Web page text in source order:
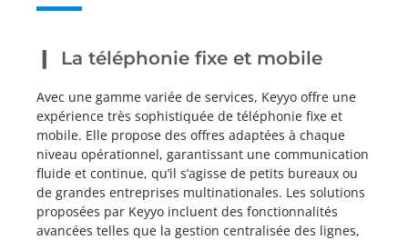
La téléphonie fixe et mobile
Avec une gamme variée de services, Keyyo offre une
expérience très sophistiquée de téléphonie fixe et
mobile. Elle propose des offres adaptées à chaque
niveau opérationnel, garantissant une communication
fluide et continue, qu’il s’agisse de petits bureaux ou
de grandes entreprises multinationales. Les solutions
proposées par Keyyo incluent des fonctionnalités
avancées telles que la gestion centralisée des lignes,